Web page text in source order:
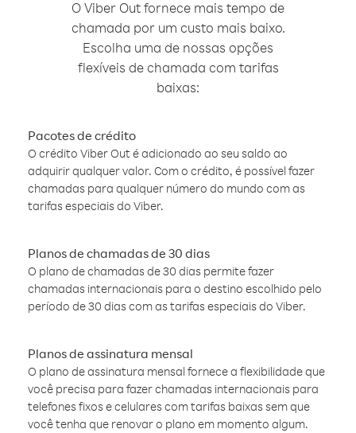
O Viber Out fornece mais tempo de
chamada por um custo mais baixo.
Escolha uma de nossas opções
flexíveis de chamada com tarifas
baixas:
Pacotes de crédito
O crédito Viber Out é adicionado ao seu saldo ao
adquirir qualquer valor. Com o crédito, é possível fazer
chamadas para qualquer número do mundo com as
tarifas especiais do Viber.
Planos de chamadas de 30 dias
O plano de chamadas de 30 dias permite fazer
chamadas internacionais para o destino escolhido pelo
período de 30 dias com as tarifas especiais do Viber.
Planos de assinatura mensal
O plano de assinatura mensal fornece a flexibilidade que
você precisa para fazer chamadas internacionais para
telefones fixos e celulares com tarifas baixas sem que
você tenha que renovar o plano em momento algum.